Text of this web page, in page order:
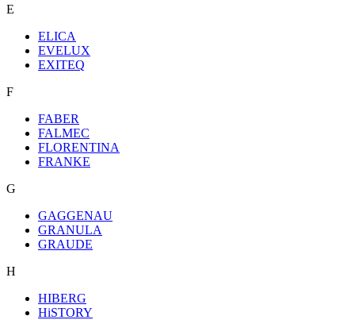
E
ELICA
EVELUX
EXITEQ
F
FABER
FALMEC
FLORENTINA
FRANKE
G
GAGGENAU
GRANULA
GRAUDE
H
HIBERG
HiSTORY